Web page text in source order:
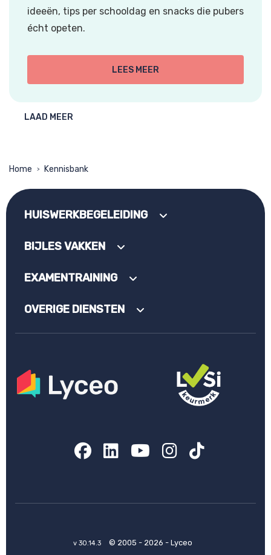
ideeën, tips per schooldag en snacks die pubers
écht opeten.
LEES MEER
LAAD MEER
Home > Kennisbank
HUISWERKBEGELEIDING
BIJLES VAKKEN
EXAMENTRAINING
OVERIGE DIENSTEN
Facebook
LinkedIn
YouTube
Instagram
TikTok
v 30.14.3 © 2005 - 2026 - Lyceo